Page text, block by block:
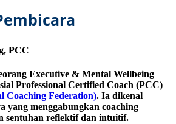
PCC
Executive & Mental Wellbeing
Professional Certified Coach (PCC)
Coaching Federation). Ia dikenal
yang menggabungkan coaching
sentuhan reflektif dan intuitif.